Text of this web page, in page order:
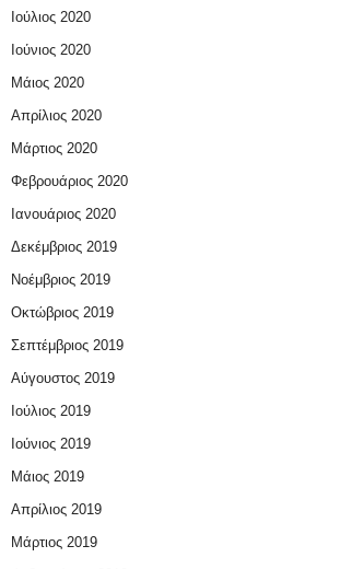
Ιούλιος 2020
Ιούνιος 2020
Μάιος 2020
Απρίλιος 2020
Μάρτιος 2020
Φεβρουάριος 2020
Ιανουάριος 2020
Δεκέμβριος 2019
Νοέμβριος 2019
Οκτώβριος 2019
Σεπτέμβριος 2019
Αύγουστος 2019
Ιούλιος 2019
Ιούνιος 2019
Μάιος 2019
Απρίλιος 2019
Μάρτιος 2019